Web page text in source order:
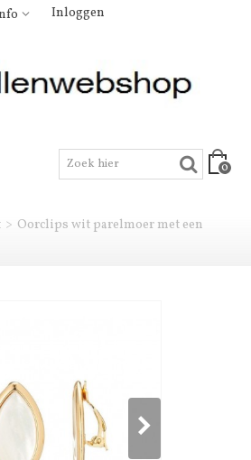
Inloggen
0
> Oorclips wit parelmoer met een